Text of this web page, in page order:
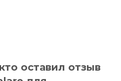
оставил отзыв